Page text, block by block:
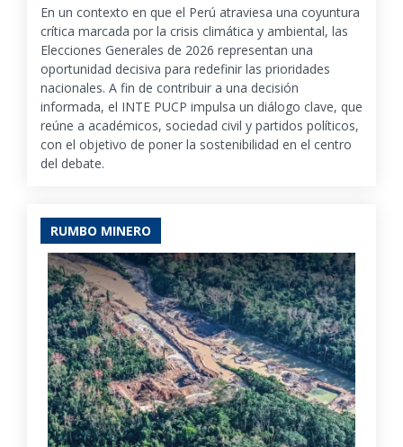
En un contexto en que el Perú atraviesa una coyuntura
crítica marcada por la crisis climática y ambiental, las
Elecciones Generales de 2026 representan una
oportunidad decisiva para redefinir las prioridades
nacionales. A fin de contribuir a una decisión
informada, el INTE PUCP impulsa un diálogo clave, que
reúne a académicos, sociedad civil y partidos políticos,
con el objetivo de poner la sostenibilidad en el centro
del debate.
RUMBO MINERO